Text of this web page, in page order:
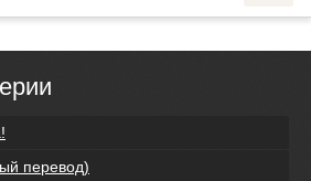
перевод)